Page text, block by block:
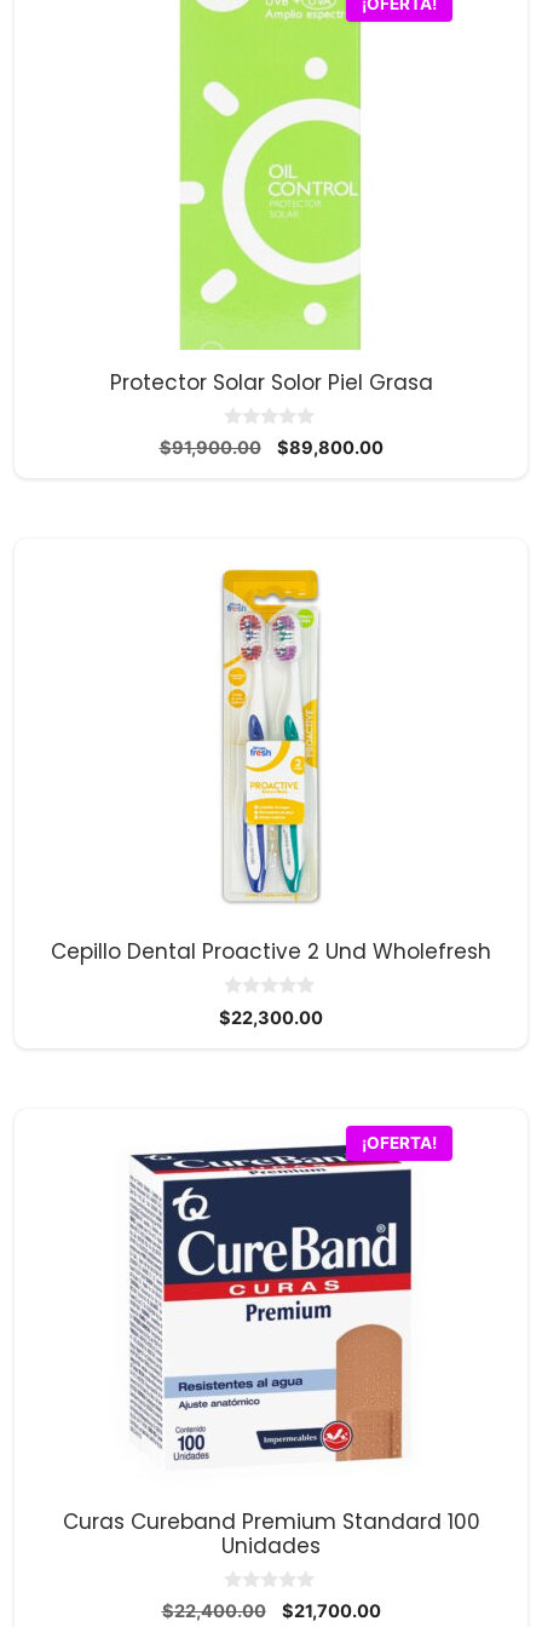
Protector Solar Solor Piel Grasa
0
d
$91,900.00
El
$89,800.00El
Cepillo Dental Proactive 2 Und Wholefresh
0
d
$22,300.00
¡OFERTA!
Curas Cureband Premium Standard 100
Unidades
0
d
$22,400.00
El
$21,700.00El